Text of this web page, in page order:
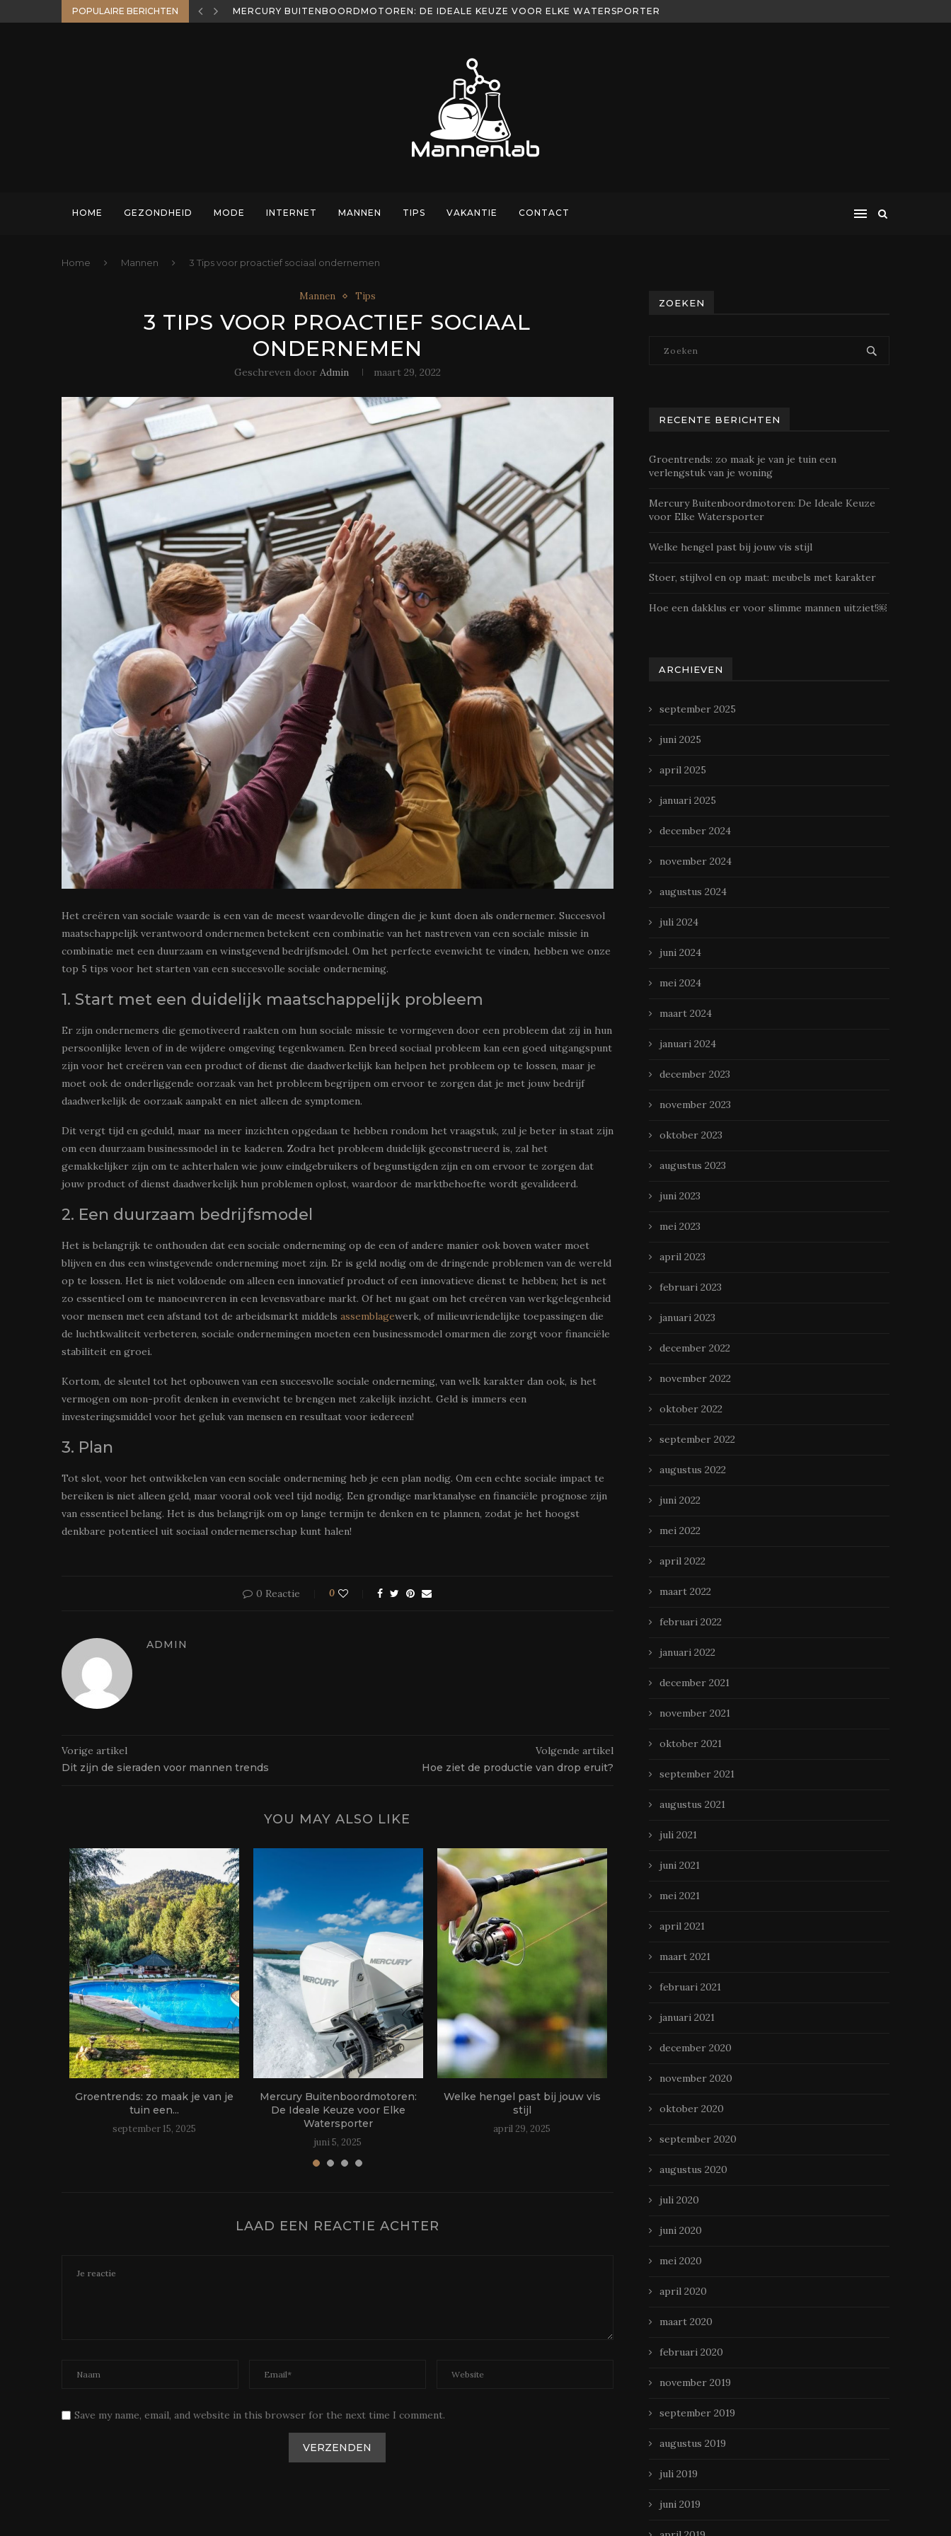
POPULAIRE BERICHTEN WELKE HENGEL PAST BIJ JOUW VIS STIJL
HOME GEZONDHEID MODE INTERNET MANNEN TIPS VAKANTIE CONTACT
Home Mannen 3 Tips voor proactief sociaal ondernemen
Mannen Tips
3 TIPS VOOR PROACTIEF SOCIAAL
ONDERNEMEN
Geschreven door Admin maart 29, 2022
Het creëren van sociale waarde is een van de meest waardevolle dingen die je kunt doen als ondernemer. Succesvol
maatschappelijk verantwoord ondernemen betekent een combinatie van het nastreven van een sociale missie in
combinatie met een duurzaam en winstgevend bedrijfsmodel. Om het perfecte evenwicht te vinden, hebben we onze
top 5 tips voor het starten van een succesvolle sociale onderneming.
1. Start met een duidelijk maatschappelijk probleem
Er zijn ondernemers die gemotiveerd raakten om hun sociale missie te vormgeven door een probleem dat zij in hun
persoonlijke leven of in de wijdere omgeving tegenkwamen. Een breed sociaal probleem kan een goed uitgangspunt
zijn voor het creëren van een product of dienst die daadwerkelijk kan helpen het probleem op te lossen, maar je
moet ook de onderliggende oorzaak van het probleem begrijpen om ervoor te zorgen dat je met jouw bedrijf
daadwerkelijk de oorzaak aanpakt en niet alleen de symptomen.
Dit vergt tijd en geduld, maar na meer inzichten opgedaan te hebben rondom het vraagstuk, zul je beter in staat zijn
om een duurzaam businessmodel in te kaderen. Zodra het probleem duidelijk geconstrueerd is, zal het
gemakkelijker zijn om te achterhalen wie jouw eindgebruikers of begunstigden zijn en om ervoor te zorgen dat
jouw product of dienst daadwerkelijk hun problemen oplost, waardoor de marktbehoefte wordt gevalideerd.
2. Een duurzaam bedrijfsmodel
Het is belangrijk te onthouden dat een sociale onderneming op de een of andere manier ook boven water moet
blijven en dus een winstgevende onderneming moet zijn. Er is geld nodig om de dringende problemen van de wereld
op te lossen. Het is niet voldoende om alleen een innovatief product of een innovatieve dienst te hebben; het is net
zo essentieel om te manoeuvreren in een levensvatbare markt. Of het nu gaat om het creëren van werkgelegenheid
voor mensen met een afstand tot de arbeidsmarkt middels assemblagewerk, of milieuvriendelijke toepassingen die
de luchtkwaliteit verbeteren, sociale ondernemingen moeten een businessmodel omarmen die zorgt voor financiële
stabiliteit en groei.
Kortom, de sleutel tot het opbouwen van een succesvolle sociale onderneming, van welk karakter dan ook, is het
vermogen om non-profit denken in evenwicht te brengen met zakelijk inzicht. Geld is immers een
investeringsmiddel voor het geluk van mensen en resultaat voor iedereen!
3. Plan
Tot slot, voor het ontwikkelen van een sociale onderneming heb je een plan nodig. Om een echte sociale impact te
bereiken is niet alleen geld, maar vooral ook veel tijd nodig. Een grondige marktanalyse en financiële prognose zijn
van essentieel belang. Het is dus belangrijk om op lange termijn te denken en te plannen, zodat je het hoogst
denkbare potentieel uit sociaal ondernemerschap kunt halen!
0 Reactie 0
ADMIN
Vorige artikel
Dit zijn de sieraden voor mannen trends
Volgende artikel
Hoe ziet de productie van drop eruit?
YOU MAY ALSO LIKE
Groentrends: zo maak je van je
tuin een...
september 15, 2025
Mercury Buitenboordmotoren:
De Ideale Keuze voor Elke
Watersporter
juni 5, 2025
Welke hengel past bij jouw vis
stijl
april 29, 2025
meubels met karakter
LAAD EEN REACTIE ACHTER
Save my name, email, and website in this browser for the next time I comment.
ZOEKEN
RECENTE BERICHTEN
Groentrends: zo maak je van je tuin een
verlengstuk van je woning
Mercury Buitenboordmotoren: De Ideale Keuze
voor Elke Watersporter
Welke hengel past bij jouw vis stijl
Stoer, stijlvol en op maat: meubels met karakter
Hoe een dakklus er voor slimme mannen uitziet!￼
ARCHIEVEN
september 2025
juni 2025
april 2025
januari 2025
december 2024
november 2024
augustus 2024
juli 2024
juni 2024
mei 2024
maart 2024
januari 2024
december 2023
november 2023
oktober 2023
augustus 2023
juni 2023
mei 2023
april 2023
februari 2023
januari 2023
december 2022
november 2022
oktober 2022
september 2022
augustus 2022
juni 2022
mei 2022
april 2022
maart 2022
februari 2022
januari 2022
december 2021
november 2021
oktober 2021
september 2021
augustus 2021
juli 2021
juni 2021
mei 2021
april 2021
maart 2021
februari 2021
januari 2021
december 2020
november 2020
oktober 2020
september 2020
augustus 2020
juli 2020
juni 2020
mei 2020
april 2020
maart 2020
februari 2020
november 2019
september 2019
augustus 2019
juli 2019
juni 2019